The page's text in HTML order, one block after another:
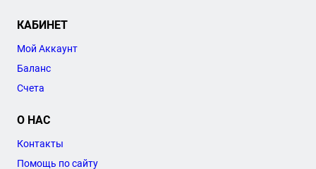
КАБИНЕТ
Мой Аккаунт
Баланс
Счета
О НАС
Контакты
Помощь по сайту